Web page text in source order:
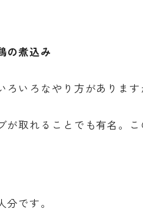
煮込み
ろいろなやり方がありま
が取れることでも有名。
です。